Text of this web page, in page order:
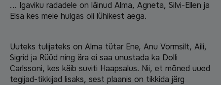
… Igaviku radadele on läinud Alma, Agneta, Silvi-Ellen ja
Elsa kes meie hulgas oli lühikest aega.
Uuteks tulijateks on Alma tütar Ene, Anu Vormsilt, Aili,
Sigrid ja Rüüd ning ära ei saa unustada ka Dolli
Carlssoni, kes käib suviti Haapsalus. Nii, et mõned uued
tegijad-tikkijad lisaks, sest plaanis on tikkida järg